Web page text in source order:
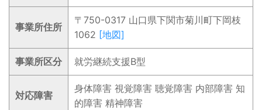
事業所住所
〒750-0317 山口県下関市菊川町下岡枝
1062 [地図]
事業所区分 就労継続支援B型
対応障害
身体障害 視覚障害 聴覚障害 内部障害 知
的障害 精神障害